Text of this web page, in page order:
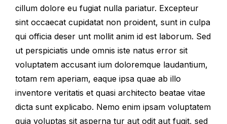
cillum dolore eu fugiat nulla pariatur. Excepteur
sint occaecat cupidatat non proident, sunt in culpa
qui officia deser unt mollit anim id est laborum. Sed
ut perspiciatis unde omnis iste natus error sit
voluptatem accusant ium doloremque laudantium,
totam rem aperiam, eaque ipsa quae ab illo
inventore veritatis et quasi architecto beatae vitae
dicta sunt explicabo. Nemo enim ipsam voluptatem
quia voluptas sit asperna tur aut odit aut fugit, sed